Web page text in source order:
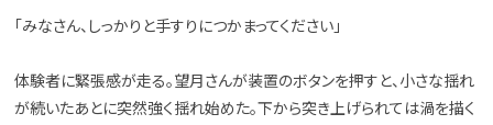
「みなさん、しっかりと手すりにつかまってください」
体験者に緊張感が走る。望月さんが装置のボタンを押すと、小さな揺れ
が続いたあとに突然強く揺れ始めた。下から突き上げられては渦を描く